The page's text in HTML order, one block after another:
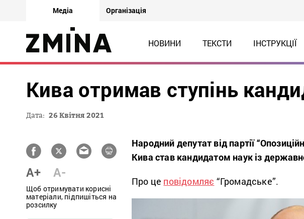
Медіа Організація
НОВИНИ ТЕКСТИ ІНСТРУКЦІЇ
Кива отримав ступінь
Дата: 26 Квітня 2021
A+ A-
Щоб отримувати корисні
матеріали, підпишіться на
розсилку
Народний депутат від партії
Кива став кандидатом наук із
Про це повідомляє “Громадське”.